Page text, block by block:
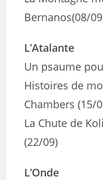
Bernanos(08/
L’Atalante
Un psaume
Histoires de
Chambers (15/
La Chute de
(22/09)
L’Onde